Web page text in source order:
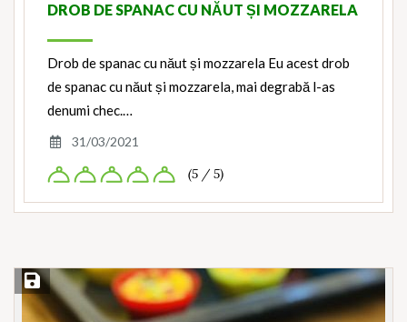
DROB DE SPANAC CU NĂUT ȘI MOZZARELA
Drob de spanac cu năut și mozzarela Eu acest drob
de spanac cu năut și mozzarela, mai degrabă l-as
denumi chec.…
31/03/2021
(5 / 5)
Save Recipe